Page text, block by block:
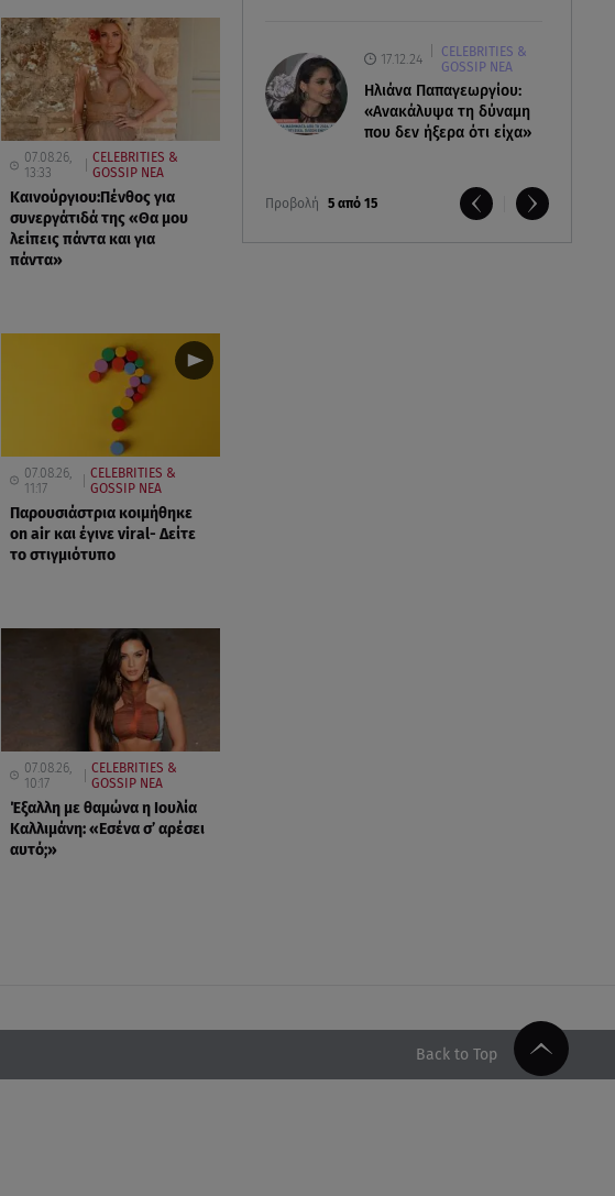
17.12.24
CELEBRITIES &
GOSSIP ΝΕΑ
Ηλιάνα Παπαγεωργίου:
«Ανακάλυψα τη δύναμη
που δεν ήξερα ότι είχα»
Προβολή 5 από 15
07.08.26,
13:33
CELEBRITIES &
GOSSIP ΝΕΑ
Καινούργιου:Πένθος για
συνεργάτιδά της «Θα μου
λείπεις πάντα και για
πάντα»
07.08.26,
11:17
CELEBRITIES &
GOSSIP ΝΕΑ
Παρουσιάστρια κοιμήθηκε
on air και έγινε viral- Δείτε
το στιγμιότυπο
07.08.26,
10:17
CELEBRITIES &
GOSSIP ΝΕΑ
Έξαλλη με θαμώνα η Ιουλία
Καλλιμάνη: «Εσένα σ’ αρέσει
αυτό;»
Back to Top